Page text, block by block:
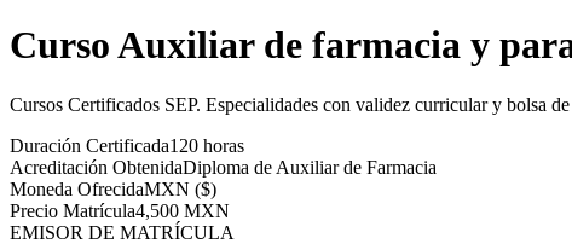
Curso Auxiliar de farmacia y
Cursos Certificados SEP. Especialidades con validez curricular y bolsa de
Duración Certificada120 horas
Acreditación ObtenidaDiploma de Auxiliar de Farmacia
Moneda OfrecidaMXN ($)
Precio Matrícula4,500 MXN
EMISOR DE MATRÍCULA